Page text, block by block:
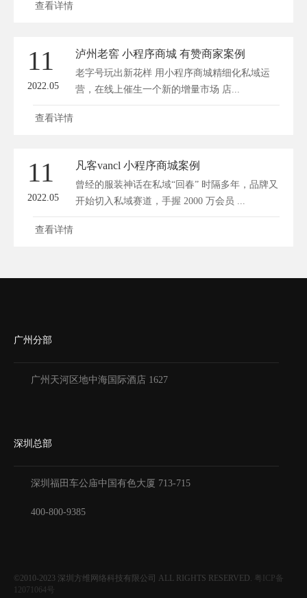
查看详情
11
2022.05
泸州老窖 小程序商城 有赞商家案例
老字号玩出新花样 用小程序商城精细化私域运
营，在线上催生一个新的增量市场 店...
查看详情
11
2022.05
凡客vancl 小程序商城案例
曾经的服装神话在私域“回春” 时隔多年，品牌又
开始切入私域赛道，手握 2000 万会员 ...
查看详情
广州分部
广州天河区地中海国际酒店 1627
深圳总部
深圳福田车公庙中国有色大厦 713-715
400-800-9385
©2010-2023 深圳方维网络科技有限公司 ALL RIGHTS RESERVED.
粤ICP备
12071064号